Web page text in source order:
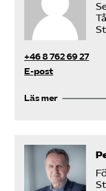
+46 8 762 69 27
E-post
Läs mer